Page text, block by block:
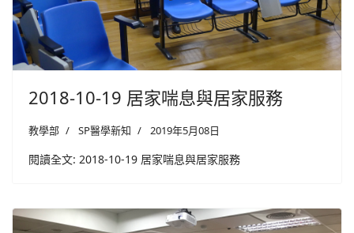
2018-10-19 居家喘息與居家服務
教學部 SP醫學新知 2019年5月08日
閱讀全文: 2018-10-19 居家喘息與居家服務